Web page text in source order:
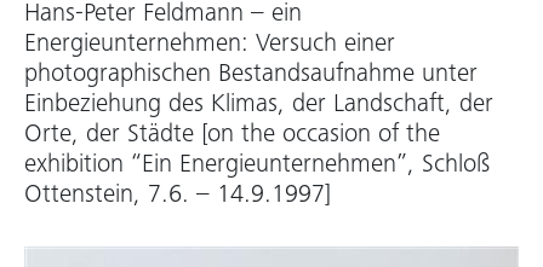
Hans-Peter Feldmann – ein
Energieunternehmen: Versuch einer
photographischen Bestandsaufnahme unter
Einbeziehung des Klimas, der Landschaft, der
Orte, der Städte [on the occasion of the
exhibition “Ein Energieunternehmen”, Schloß
Ottenstein, 7.6. – 14.9.1997]